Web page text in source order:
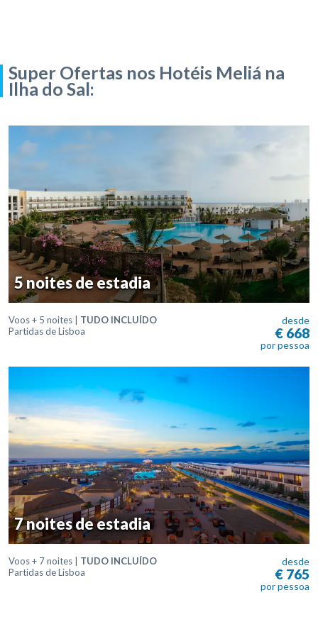
Super Ofertas nos Hotéis Meliá na
Ilha do Sal:
5 noites de estadia
Voos + 5 noites | TUDO INCLUÍDO
Partidas de Lisboa
desde
€ 668
por pessoa
7 noites de estadia
Voos + 7 noites | TUDO INCLUÍDO
Partidas de Lisboa
desde
€ 765
por pessoa